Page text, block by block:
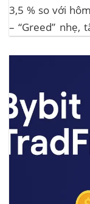
3,5 % so với
– “Greed” nhẹ,